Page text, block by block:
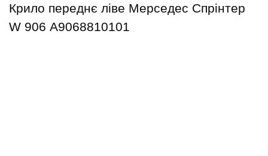
Крило переднє ліве Мерседес Спрінтер
W 906 А9068810101